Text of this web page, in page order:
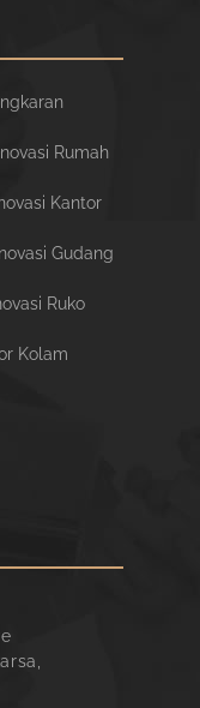
Rumah
Kantor
Gudang
Ruko
Kolam